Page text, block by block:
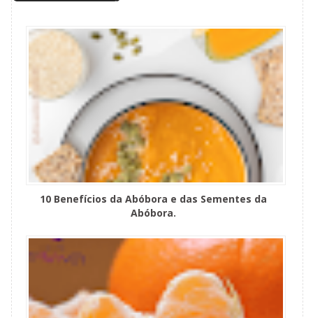
10 Benefícios da Abóbora e das Sementes da
Abóbora.